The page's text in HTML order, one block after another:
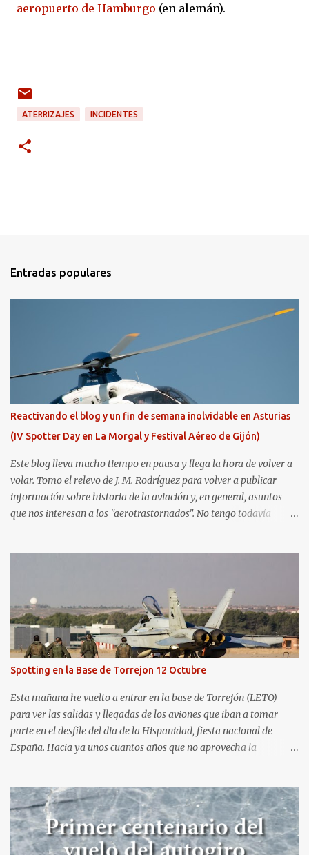
aeropuerto de Hamburgo (en alemán).
ATERRIZAJES INCIDENTES
Entradas populares
Reactivando el blog y un fin de semana inolvidable en Asturias
(IV Spotter Day en La Morgal y Festival Aéreo de Gijón)
Este blog lleva mucho tiempo en pausa y llega la hora de volver a
volar. Tomo el relevo de J. M. Rodríguez para volver a publicar
información sobre historia de la aviación y, en general, asuntos
que nos interesan a los "aerotrastornados". No tengo todavía
Aerospotters Principado a una genial sesión fotográfica en el
aeródromo de La Morgal (todavía no he tenido tiempo de
procesar esas imágenes). Al día siguiente, asistí al Festival Aéreo de
Gijón . He aquí algunas de las tomas que realicé este pasado
domingo.
Spotting en la Base de Torrejon 12 Octubre
Esta mañana he vuelto a entrar en la base de Torrejón (LETO)
para ver las salidas y llegadas de los aviones que iban a tomar
parte en el desfile del dia de la Hispanidad, fiesta nacional de
España. Hacia ya unos cuantos años que no aprovecha la
cercano en la senda de aterrizaje) pero... no es lo mismo :-) La cita
comenzaba a las 8:30 de la mañana en el control de seguridad de
la base militar con mas de 100 personas haciendo cola para
identificarnos antes de acceder. Una vez dentro, como otras